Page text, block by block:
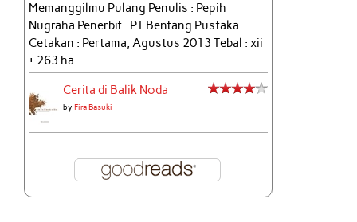
Memanggilmu Pulang Penulis : Pepih
Nugraha Penerbit : PT Bentang Pustaka
Cetakan : Pertama, Agustus 2013 Tebal : xii
+ 263 ha...
Cerita di Balik Noda
byFira Basuki